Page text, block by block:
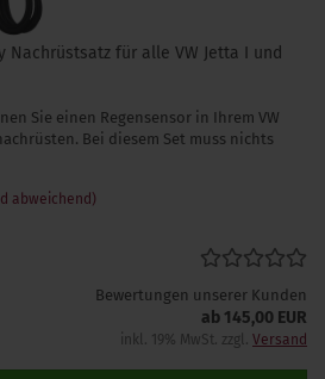
Nachrüstsatz für alle VW Jetta I und
Sie einen Regensensor in Ihrem VW
Bei diesem Set muss nichts
abweichend)
Bewertungen unserer Kunden
ab 145,00 EUR
inkl. 19% MwSt. zzgl. Versand